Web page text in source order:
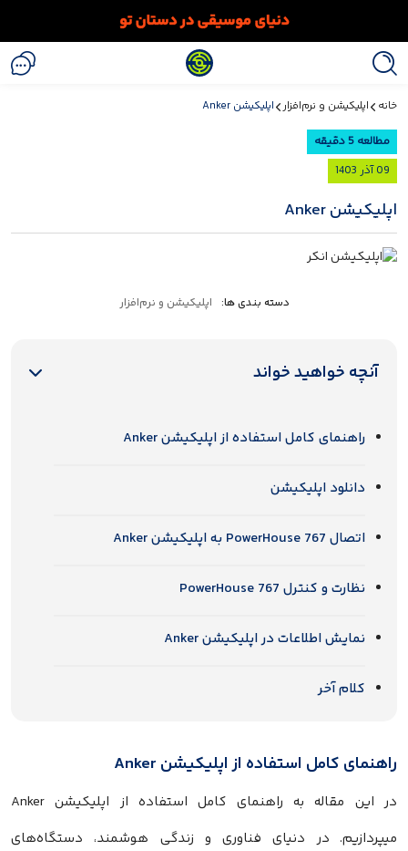
خانه اپلیکیشن و نرم‌افزار اپلیکیشن Anker
مطالعه 5 دقیقه
09 آذر 1403
اپلیکیشن Anker
دسته بندی ها: اپلیکیشن و نرم‌افزار
آنچه خواهید خواند
راهنمای کامل استفاده از اپلیکیشن Anker
دانلود اپلیکیشن
اتصال PowerHouse 767 به اپلیکیشن Anker
نظارت و کنترل PowerHouse 767
نمایش اطلاعات در اپلیکیشن Anker
کلام آخر
راهنمای کامل استفاده از اپلیکیشن Anker
در این مقاله به راهنمای کامل استفاده از اپلیکیشن Anker
میپردازیم. در دنیای فناوری و زندگی هوشمند، دستگاه‌های